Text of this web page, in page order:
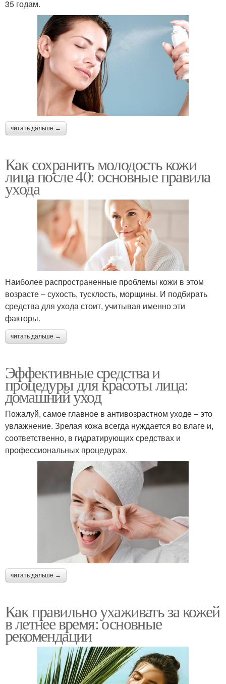
35 годам.
читать дальше →
Как сохранить молодость кожи
лица после 40: основные правила
ухода
Наиболее распространенные проблемы кожи в этом
возрасте – сухость, тусклость, морщины. И подбирать
средства для ухода стоит, учитывая именно эти
факторы.
читать дальше →
Эффективные средства и
процедуры для красоты лица:
домашний уход
Пожалуй, самое главное в антивозрастном уходе – это
увлажнение. Зрелая кожа всегда нуждается во влаге и,
соответственно, в гидратирующих средствах и
профессиональных процедурах.
читать дальше →
Как правильно ухаживать за кожей
в летнее время: основные
рекомендации